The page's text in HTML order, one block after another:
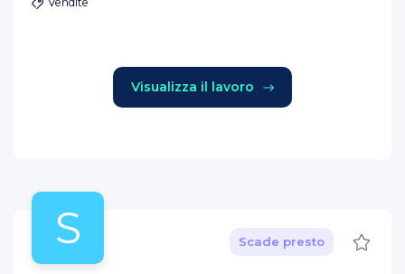
Visualizza il lavoro
S Scade presto Salva